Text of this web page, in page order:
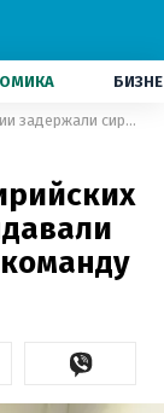
В Греции задержали сирийских беженцев, которые выдавали себя за волейбольную команду из Украины